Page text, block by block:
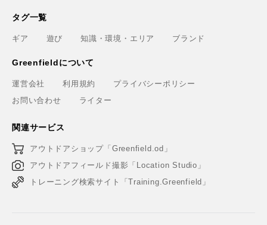
タグ一覧
ギア 遊び 知識・環境・エリア ブランド
Greenfieldについて
運営会社 利用規約
プライバシーポリシー
お問い合わせ
ライター
関連サービス
アウトドアショップ「Greenfield.od」
アウトドアフィールド撮影「Location Studio」
トレーニング検索サイト「Training.Greenfield」